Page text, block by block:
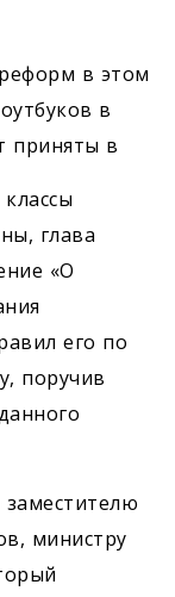
в этом
в
приняты в
глава
«О
его по
поручив
министру